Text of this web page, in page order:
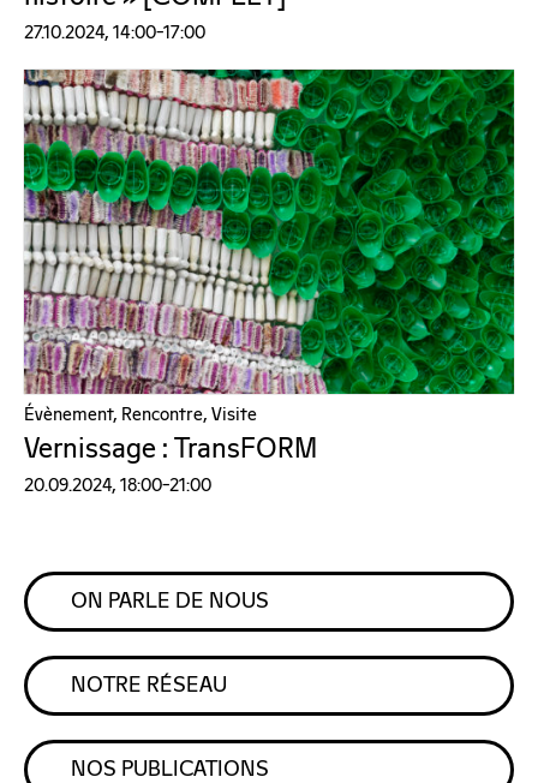
27.10.2024, 14:00–17:00
Évènement, Rencontre, Visite
Vernissage : TransFORM
20.09.2024, 18:00–21:00
ON PARLE DE NOUS
NOTRE RÉSEAU
NOS PUBLICATIONS